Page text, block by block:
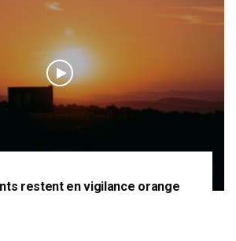
restent en vigilance orange